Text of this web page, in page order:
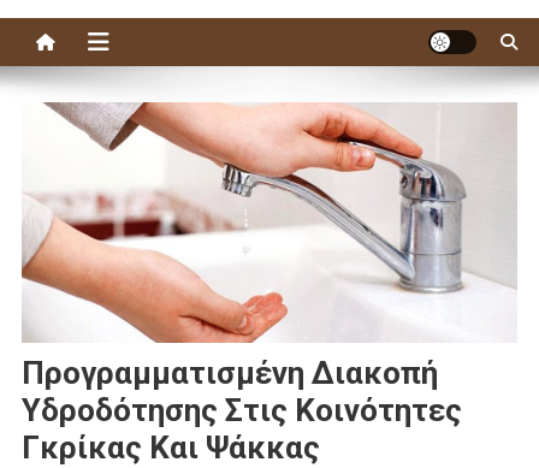
Προγραμματισμένη Διακοπή
Υδροδότησης Στις Κοινότητες
Γκρίκας Και Ψάκκας